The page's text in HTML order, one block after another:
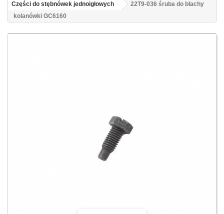
Części do stębnówek jednoigłowych
22T9-036 śruba do blachy
kolanówki GC6160